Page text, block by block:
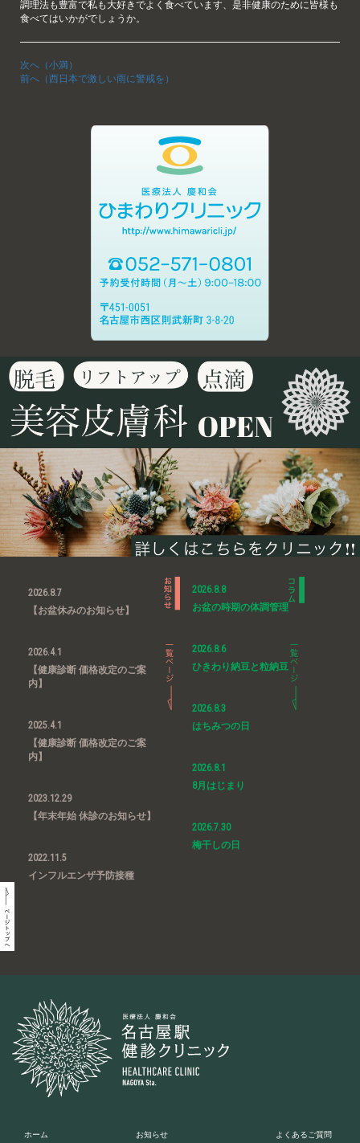
調理法も豊富で私も大好きでよく食べています、是非健康のために皆様も
食べてはいかがでしょうか。
次へ（小満）
前へ（西日本で激しい雨に警戒を）
2026.8.7
【お盆休みのお知らせ】
2026.4.1
【健康診断 価格改定のご案
内】
2025.4.1
【健康診断 価格改定のご案
内】
2023.12.29
【年末年始 休診のお知らせ】
2022.11.5
インフルエンザ予防接種
2026.8.8
お盆の時期の体調管理
2026.8.6
ひきわり納豆と粒納豆
2026.8.3
はちみつの日
2026.8.1
8月はじまり
2026.7.30
梅干しの日
ホーム お知らせ よくあるご質問